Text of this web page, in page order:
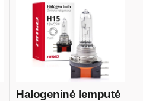
Halogeninė lemputė